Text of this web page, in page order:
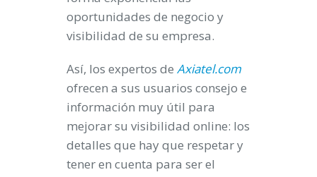
oportunidades de negocio y
visibilidad de su empresa.
Así, los expertos de Axiatel.com
ofrecen a sus usuarios consejo e
información muy útil para
mejorar su visibilidad online: los
detalles que hay que respetar y
tener en cuenta para ser el